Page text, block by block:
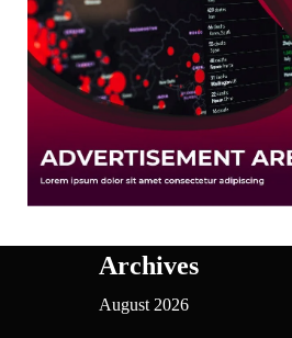
Archives
August 2026